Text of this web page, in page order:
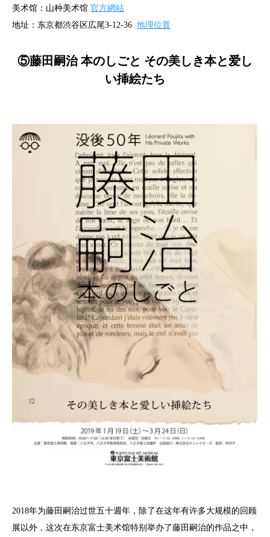
美术馆：山种美术馆 官方網站
地址：东京都渋谷区広尾3-12-36 地理位置
⑤藤田嗣治 本のしごと その美しき本と爱し
い挿絵たち
2018年为藤田嗣治过世五十週年，除了在这年有许多大规模的回顾
展以外，这次在东京富士美术馆特别举办了藤田嗣治的作品之中，